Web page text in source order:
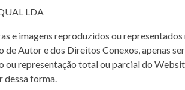
LDA
e imagens reproduzidos ou
Autor e dos Direitos Conexos, apenas
representação total ou parcial do
dessa forma.